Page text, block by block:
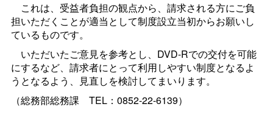
これは、受益者負担の観点から、請求される方にご負
担いただくことが適当として制度設立当初からお願いし
ているものです。
いただいたご意見を参考とし、DVD-Rでの交付を可能
にするなど、請求者にとって利用しやすい制度となるよ
うとなるよう、見直しを検討してまいります。
（総務部総務課 TEL：0852-22-6139）